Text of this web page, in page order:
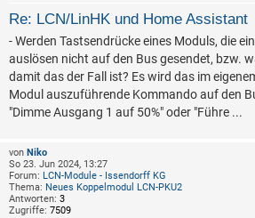
Re: LCN/LinHK und Home Assistant
- Werden Tastsendrücke eines Moduls, die
auslösen nicht auf den Bus gesendet, bzw.
damit das der Fall ist? Es wird das im
Modul auszuführende Kommando auf den
"Dimme Ausgang 1 auf 50%" oder "Führe ...
von Niko
So 23. Jun 2024, 13:27
Forum: LCN-Module - Issendorff KG
Thema: Neues Koppelmodul LCN-PKU2
Antworten: 3
Zugriffe: 7509